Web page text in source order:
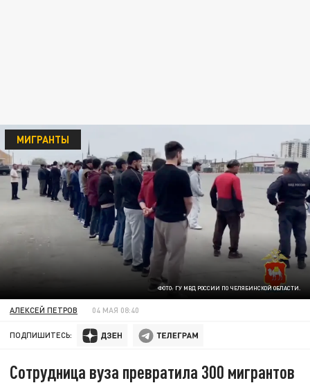
ФОТО: ГУ МВД РОССИИ ПО ЧЕЛЯБИНСКОЙ ОБЛАСТИ.
МИГРАНТЫ
АЛЕКСЕЙ ПЕТРОВ 04 МАЯ 08:40
ПОДПИШИТЕСЬ:
Сотрудница вуза превратила 300 мигрантов